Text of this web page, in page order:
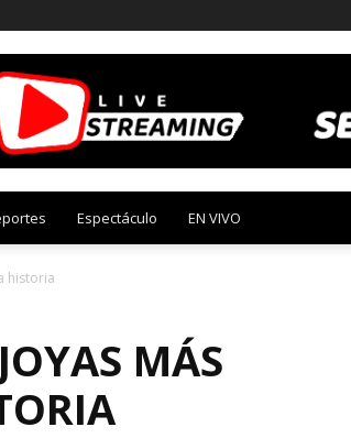
Espectáculo EN VIVO
historia
MÁS